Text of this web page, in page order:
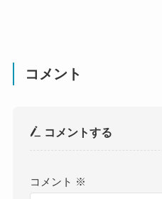
コメント
コメントする
コメント ※